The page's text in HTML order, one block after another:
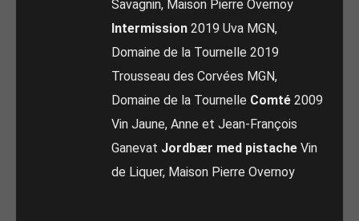
Savagnin, Maison Pierre Overnoy
Intermission 2019 Uva MGN,
Domaine de la Tournelle 2019
Trousseau des Corvées MGN,
Domaine de la Tournelle Comté 2009
Vin Jaune, Anne et Jean-François
Ganevat Jordbær med pistache Vin
de Liquer, Maison Pierre Overnoy